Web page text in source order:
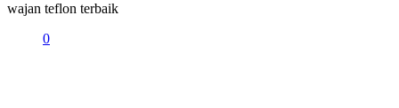
wajan teflon terbaik
0